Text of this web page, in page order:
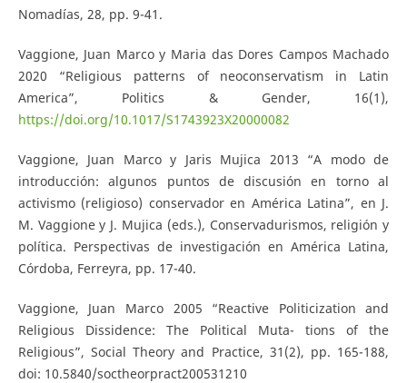
Nomadías, 28, pp. 9-41.
Vaggione, Juan Marco y Maria das Dores Campos Machado
2020 “Religious patterns of neoconservatism in Latin
America”, Politics & Gender, 16(1),
https://doi.org/10.1017/S1743923X20000082
Vaggione, Juan Marco y Jaris Mujica 2013 “A modo de
introducción: algunos puntos de discusión en torno al
activismo (religioso) conservador en América Latina”, en J.
M. Vaggione y J. Mujica (eds.), Conservadurismos, religión y
política. Perspectivas de investigación en América Latina,
Córdoba, Ferreyra, pp. 17-40.
Vaggione, Juan Marco 2005 “Reactive Politicization and
Religious Dissidence: The Political Muta- tions of the
Religious”, Social Theory and Practice, 31(2), pp. 165-188,
doi: 10.5840/soctheorpract200531210